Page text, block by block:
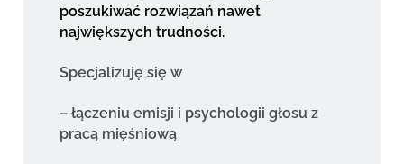
poszukiwać rozwiązań nawet
największych trudności.
Specjalizuję się w
– łączeniu emisji i psychologii głosu z
pracą mięśniową